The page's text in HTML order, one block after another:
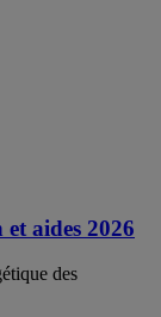
aides 2026
des